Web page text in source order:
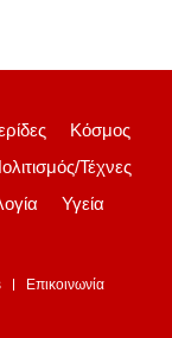
Κόσμος
Τέχνες
Υγεία
Επικοινωνία